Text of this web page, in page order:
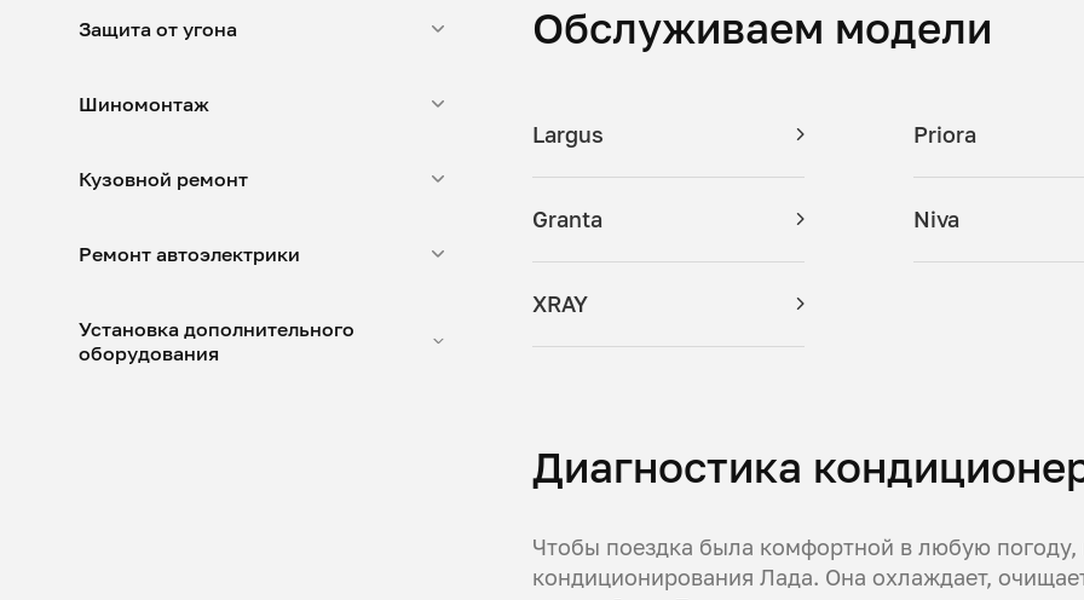
Защита от угона
Шиномонтаж
Кузовной ремонт
Ремонт автоэлектрики
Установка дополнительного
оборудования
Обслуживаем модели
Largus Priora
Granta Niva
XRAY
Диагностика
Чтобы поездка была комфортной в любую
кондиционирования Лада. Она охлаждает,